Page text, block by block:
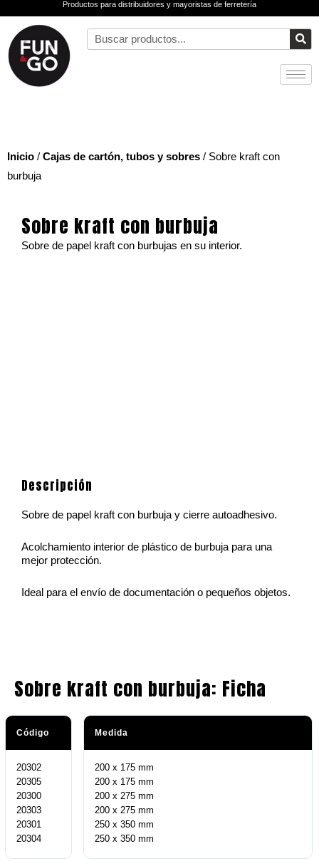
contenido
Productos para distribuidores y mayoristas de ferretería
Buscar
Inicio / Cajas de cartón, tubos y sobres / Sobre kraft con
burbuja
Sobre kraft con burbuja
Sobre de papel kraft con burbujas en su interior.
Descripción
Sobre de papel kraft con burbuja y cierre autoadhesivo.
Acolchamiento interior de plástico de burbuja para una
mejor protección.
Ideal para el envío de documentación o pequeños objetos.
Sobre kraft con burbuja: Ficha
Código
20302
20305
20300
20303
20301
20304
Medida
200 x 175 mm
200 x 175 mm
200 x 275 mm
200 x 275 mm
250 x 350 mm
250 x 350 mm